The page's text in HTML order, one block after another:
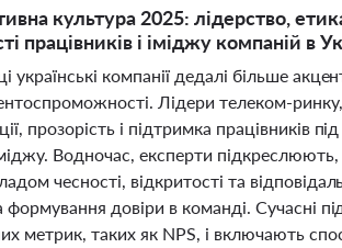
культура 2025: лідерство,
працівників і іміджу компаній в
українські компанії дедалі більше
Лідери телеком-
прозорість і підтримка працівників
Водночас, експерти підкреслюють,
чесності, відкритості та
формування довіри в команді. Сучасні
метрик, таких як NPS, і включають